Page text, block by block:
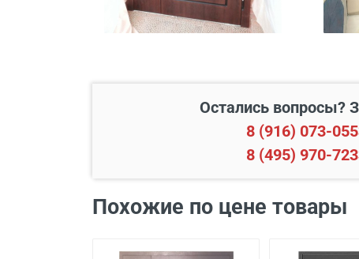
Наименование вида работ
Установка входной двери в
Остались вопросы?
8 (916) 073-
8 (495) 970-
Похожие по цене товары